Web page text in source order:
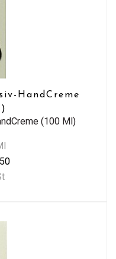
HandCreme
(100 Ml)